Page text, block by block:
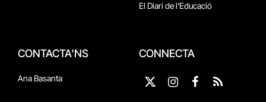
El Diari de l'Educació
CONTACTA'NS
Ana Basanta
CONNECTA
X
Instagram
Facebook
RSS